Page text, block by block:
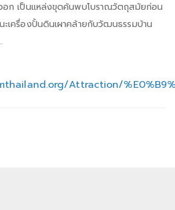
ออก เป็นแหล่งขุดค้นพบโบราณวัตถุสมัยก่อน
ะเครื่องปั้นดินเผาคล้ายกับวัฒนธรรมบ้าน
Attraction/